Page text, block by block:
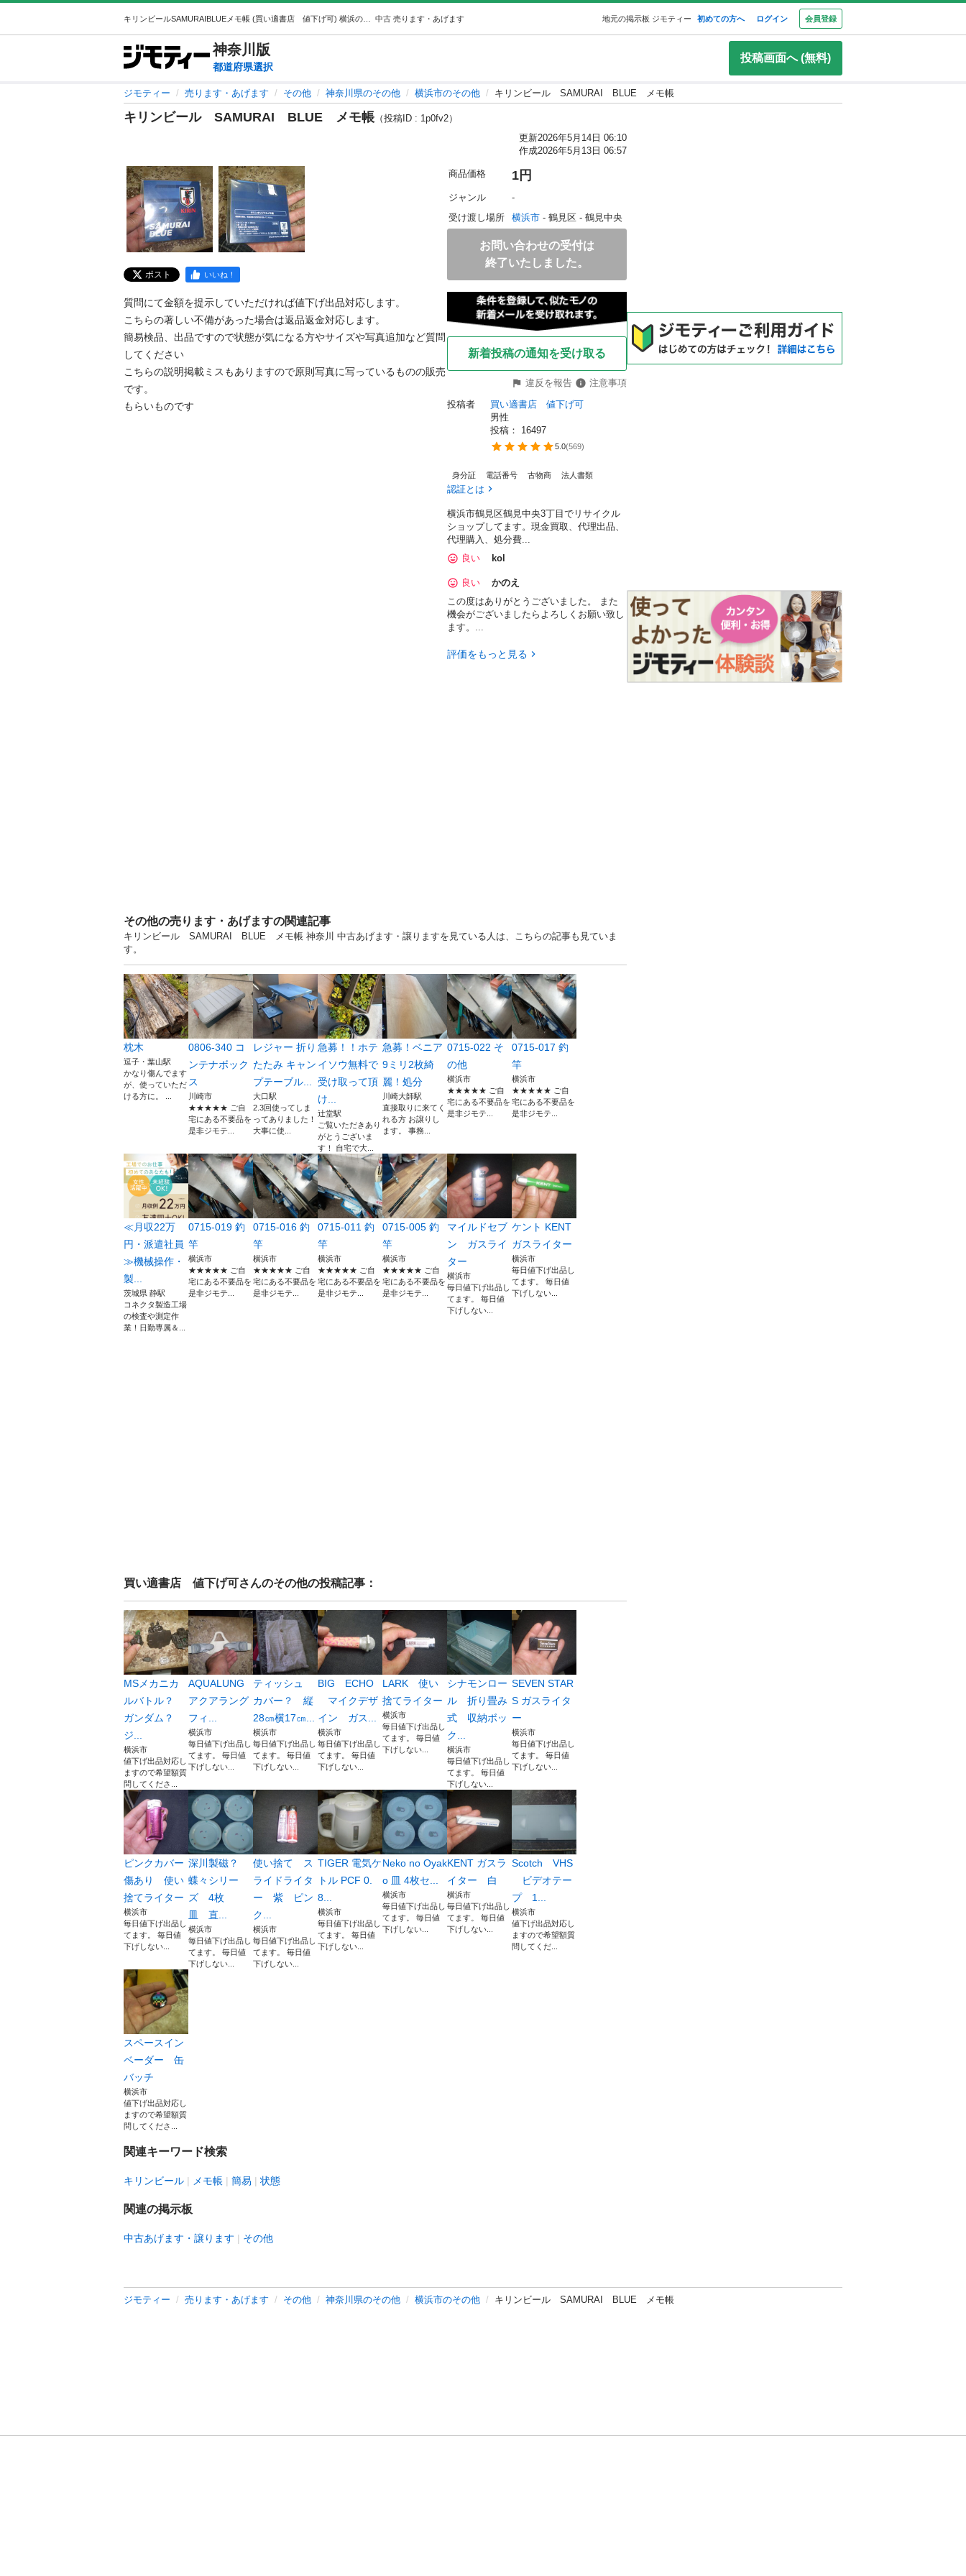
中古 売ります・あげます 地元の掲示板 ジモティー 初めての方へ ログイン 会員登録
神奈川 版
都道府県選択
投稿画面へ (無料)
ジモティー 売ります・あげます その他 神奈川県のその他 横浜市のその他 キリンビール SAMURAI BLUE メモ帳
キリンビール SAMURAI BLUE メモ帳 （投稿ID : 1p0fv2）
更新2026年5月14日 06:10
作成2026年5月13日 06:57
ポスト いいね！
質問にて金額を提示していただければ値下げ出品対応します。
こちらの著しい不備があった場合は返品返金対応します。
簡易検品、出品ですので状態が気になる方やサイズや写真追加など質問
してください
こちらの説明掲載ミスもありますので原則写真に写っているものの販売
です。
もらいものです
商品価格 1円
ジャンル
-
受け渡し場所
横浜市 - 鶴見区 - 鶴見中央
お問い合わせの受付は
終了いたしました。
新着投稿の通知を受け取る
違反を報告
注意事項
投稿者
買い適書店　値下げ可
男性
投稿： 16497
5.0(569)
身分証 電話番号 古物商 法人書類
認証とは
横浜市鶴見区鶴見中央3丁目でリサイクル
ショップしてます。現金買取、代理出品、
代理購入、処分費...
良い
kol
良い
かのえ
この度はありがとうございました。 また
機会がございましたらよろしくお願い致し
ます。...
評価をもっと見る
その他の売ります・あげますの関連記事
キリンビール SAMURAI BLUE メモ帳 神奈川 中古あげます・譲りますを見ている人は、こちらの記事も見ていま
す。
枕木
逗子・葉山駅
かなり傷んでます
が、使っていただ
ける方に。 ...
0806-340 コ
ンテナボック
ス
川崎市
★★★★★ ご自
宅にある不要品を
是非ジモテ...
レジャー 折り
たたみ キャン
プテーブル...
大口駅
2.3回使ってしま
ってありました！
大事に使...
急募！！ホテ
イソウ無料で
受け取って頂
け...
辻堂駅
ご覧いただきあり
がとうございま
す！ 自宅で大...
急募！ベニア
9ミリ2枚綺
麗！処分
川崎大師駅
直接取りに来てく
れる方 お譲りし
ます。 事務...
0715-022 そ
の他
横浜市
★★★★★ ご自
宅にある不要品を
是非ジモテ...
0715-017 釣
竿
横浜市
★★★★★ ご自
宅にある不要品を
是非ジモテ...
≪月収22万
円・派遣社員
≫機械操作・
製...
茨城県 静駅
コネクタ製造工場
の検査や測定作
業！日勤専属＆...
0715-019 釣
竿
横浜市
★★★★★ ご自
宅にある不要品を
是非ジモテ...
0715-016 釣
竿
横浜市
★★★★★ ご自
宅にある不要品を
是非ジモテ...
0715-011 釣
竿
横浜市
★★★★★ ご自
宅にある不要品を
是非ジモテ...
0715-005 釣
竿
横浜市
★★★★★ ご自
宅にある不要品を
是非ジモテ...
マイルドセブ
ン ガスライ
ター
横浜市
毎日値下げ出品し
てます。 毎日値
下げしない...
ケント KENT
ガスライター
横浜市
毎日値下げ出品し
てます。 毎日値
下げしない...
買い適書店 値下げ可さんのその他の投稿記事：
MSメカニカ
ルバトル？
ガンダム？
ジ...
横浜市
値下げ出品対応し
ますので希望額質
問してくださ...
AQUALUNG
アクアラング
フィ...
横浜市
毎日値下げ出品し
てます。 毎日値
下げしない...
ティッシュ
カバー？ 縦
28㎝横17㎝...
横浜市
毎日値下げ出品し
てます。 毎日値
下げしない...
BIG ECHO
マイクデザ
イン ガス...
横浜市
毎日値下げ出品し
てます。 毎日値
下げしない...
LARK 使い
捨てライター
横浜市
毎日値下げ出品し
てます。 毎日値
下げしない...
シナモンロー
ル 折り畳み
式 収納ボッ
ク...
横浜市
毎日値下げ出品し
てます。 毎日値
下げしない...
SEVEN STAR
S ガスライタ
ー
横浜市
毎日値下げ出品し
てます。 毎日値
下げしない...
ピンクカバー
傷あり 使い
捨てライター
横浜市
毎日値下げ出品し
てます。 毎日値
下げしない...
深川製磁？
蝶々シリー
ズ 4枚
皿 直...
横浜市
毎日値下げ出品し
てます。 毎日値
下げしない...
使い捨て ス
ライドライタ
ー 紫 ピン
ク...
横浜市
毎日値下げ出品し
てます。 毎日値
下げしない...
TIGER 電気ケ
トル PCF 0.
8...
横浜市
毎日値下げ出品し
てます。 毎日値
下げしない...
Neko no Oyak
o 皿 4枚セ...
横浜市
毎日値下げ出品し
てます。 毎日値
下げしない...
KENT ガスラ
イター 白
横浜市
毎日値下げ出品し
てます。 毎日値
下げしない...
Scotch VHS
ビデオテー
プ 1...
横浜市
値下げ出品対応し
ますので希望額質
問してくだ...
スペースイン
ベーダー 缶
バッチ
横浜市
値下げ出品対応し
ますので希望額質
問してくださ...
関連キーワード検索
キリンビール メモ帳 簡易 状態
関連の掲示板
中古あげます・譲ります その他
ジモティー 売ります・あげます その他 神奈川県のその他 横浜市のその他 キリンビール SAMURAI BLUE メモ帳